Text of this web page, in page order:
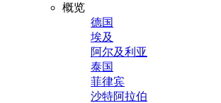
概览
德国
埃及
阿尔及利亚
泰国
菲律宾
沙特阿拉伯